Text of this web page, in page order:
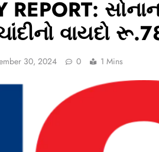
REPORT:
વાયદો
30, 2024 0 1 Mins